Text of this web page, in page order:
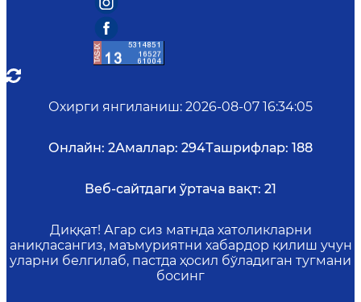
Охирги янгиланиш: 2026-08-07 16:34:05
Онлайн: 2Амаллар: 294Ташрифлар: 188
Веб-сайтдаги ўртача вақт: 21
Диққат! Агар сиз матнда хатоликларни
аниқласангиз, маъмуриятни хабардор қилиш учун
уларни белгилаб, пастда ҳосил бўладиган тугмани
босинг